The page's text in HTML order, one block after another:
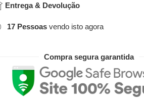
Entrega & Devolução
17 Pessoas vendo isto agora
Compra segura garantida